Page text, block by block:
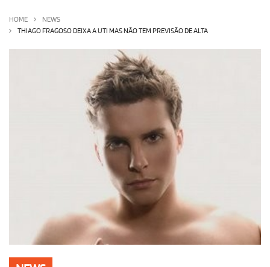
OLHA ISSO! EU QUERO!
HOME
NEWS
THIAGO FRAGOSO DEIXA A UTI MAS NÃO TEM PREVISÃO DE ALTA